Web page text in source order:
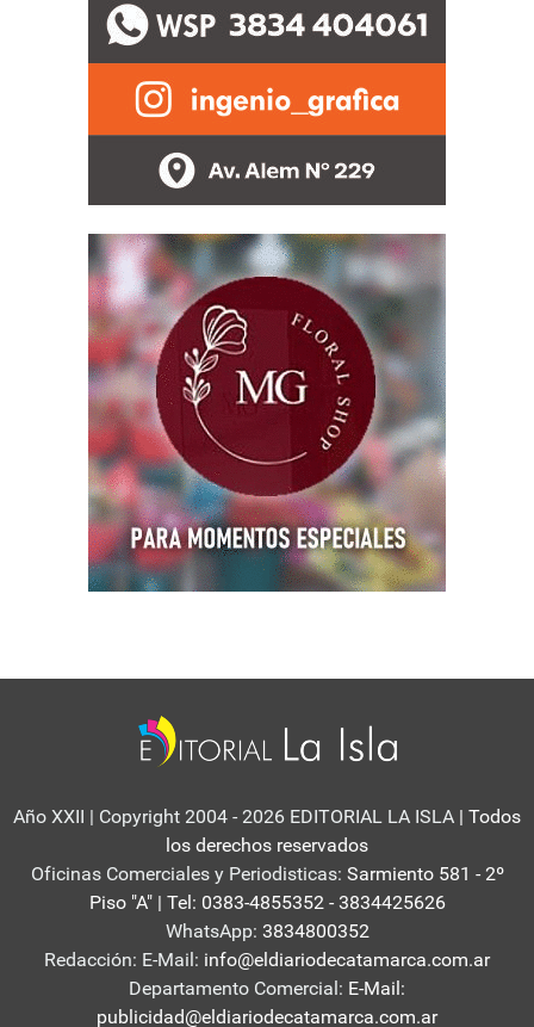
Año XXII | Copyright 2004 - 2026 EDITORIAL LA ISLA | Todos
los derechos reservados
Oficinas Comerciales y Periodisticas: Sarmiento 581 - 2º
Piso "A" | Tel: 0383-4855352 - 3834425626
WhatsApp: 3834800352
Redacción: E-Mail: info@eldiariodecatamarca.com.ar
Departamento Comercial: E-Mail:
publicidad@eldiariodecatamarca.com.ar